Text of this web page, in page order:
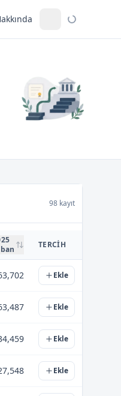
98 kayıt
TERCIH
Ekle
Ekle
Ekle
Ekle